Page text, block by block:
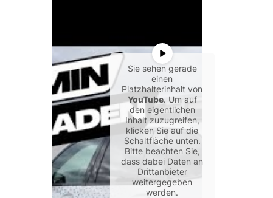
Sie sehen gerade
einen
Platzhalterinhalt von
YouTube. Um auf
den eigentlichen
Inhalt zuzugreifen,
klicken Sie auf die
Schaltfläche unten.
Bitte beachten Sie,
dass dabei Daten an
Drittanbieter
weitergegeben
werden.